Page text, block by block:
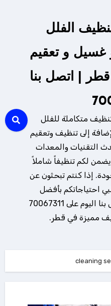
الفلل
غسيل و تعقيم
| اتصل بنا
متكاملة للفلل
إلى تنظيف وتعقيم
التقنيات والمعدات
لكم تنظيفاً شاملاً
إذا كنتم تبحثون عن
احتياجاتكم بأفضل
الأسعار، لا تترددوا في الاتصال بنا اليوم على 70067311
مميزة في قطر.
cleaning